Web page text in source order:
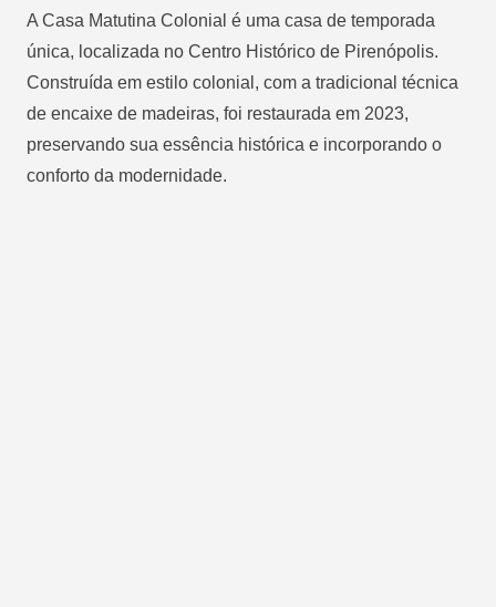
A Casa Matutina Colonial é uma casa de temporada
única, localizada no Centro Histórico de Pirenópolis.
Construída em estilo colonial, com a tradicional técnica
de encaixe de madeiras, foi restaurada em 2023,
preservando sua essência histórica e incorporando o
conforto da modernidade.